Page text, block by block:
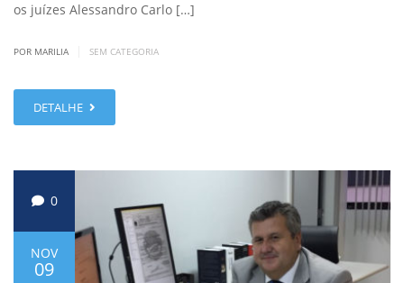
os juízes Alessandro Carlo […]
POR MARILIA SEM CATEGORIA
DETALHE
0
NOV
09